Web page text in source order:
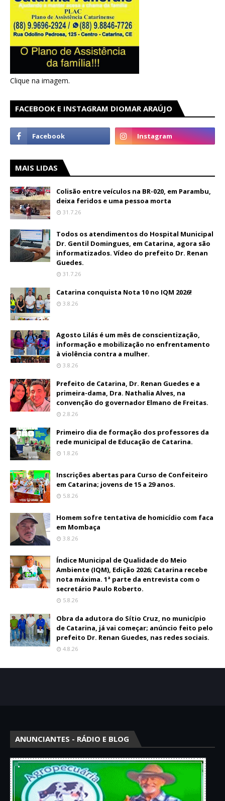
Clique na imagem.
FACEBOOK E INSTAGRAM DIOMAR ARAÚJO
MAIS LIDAS
Colisão entre veículos na BR-020, em Parambu,
deixa feridos e uma pessoa morta
31.7.26
Todos os atendimentos do Hospital Municipal
Dr. Gentil Domingues, em Catarina, agora são
informatizados. Vídeo do prefeito Dr. Renan
Guedes.
31.7.26
Catarina conquista Nota 10 no IQM 2026!
3.8.26
Agosto Lilás é um mês de conscientização,
informação e mobilização no enfrentamento
à violência contra a mulher.
3.8.26
Prefeito de Catarina, Dr. Renan Guedes e a
primeira-dama, Dra. Nathalia Alves, na
convenção do governador Elmano de Freitas.
2.8.26
Primeiro dia de formação dos professores da
rede municipal de Educação de Catarina.
1.8.26
Inscrições abertas para Curso de Confeiteiro
em Catarina; jovens de 15 a 29 anos.
5.8.26
Homem sofre tentativa de homicídio com faca
em Mombaça
3.8.26
Índice Municipal de Qualidade do Meio
Ambiente (IQM), Edição 2026; Catarina recebe
nota máxima. 1ª parte da entrevista com o
secretário Paulo Roberto.
5.8.26
Obra da adutora do Sítio Cruz, no município
de Catarina, já vai começar; anúncio feito pelo
prefeito Dr. Renan Guedes, nas redes sociais.
4.8.26
ANUNCIANTES - RÁDIO E BLOG